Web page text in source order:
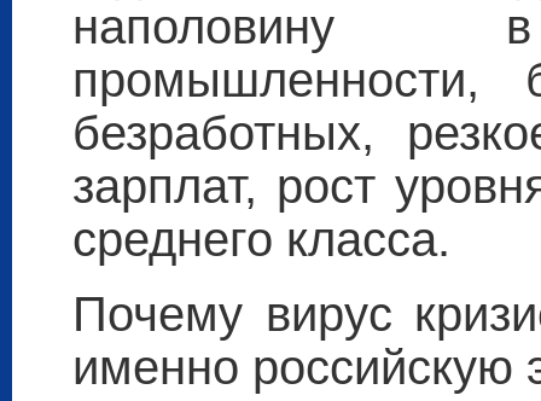
наполовину в
промышленности,
безработных,
зарплат, рост
среднего класса.
Почему вирус
именно российскую